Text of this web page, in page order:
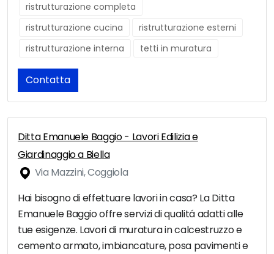
ristrutturazione completa
ristrutturazione cucina
ristrutturazione esterni
ristrutturazione interna
tetti in muratura
Contatta
Ditta Emanuele Baggio - Lavori Edilizia e
Giardinaggio a Biella
Via Mazzini, Coggiola
Hai bisogno di effettuare lavori in casa? La Ditta
Emanuele Baggio offre servizi di qualitá adatti alle
tue esigenze. Lavori di muratura in calcestruzzo e
cemento armato, imbiancature, posa pavimenti e